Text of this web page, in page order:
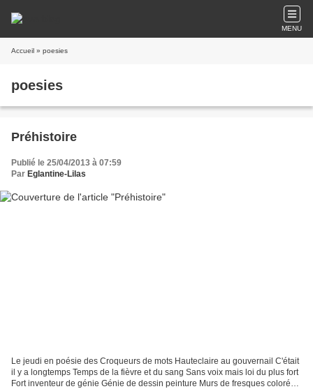
MENU
Accueil » poesies
poesies
Préhistoire
Publié le 25/04/2013 à 07:59
Par Eglantine-Lilas
Le jeudi en poésie des Croqueurs de mots Hauteclaire au gouvernail C'était
il y a longtemps Temps de la fièvre et du sang Sans voix mais loi du plus fort
Fort inventeur de génie Génie de dessin peinture Murs de fresques colorées